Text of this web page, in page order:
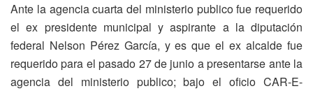
Ante la agencia cuarta del ministerio publico fue requerido
el ex presidente municipal y aspirante a la diputación
federal Nelson Pérez García, y es que el ex alcalde fue
requerido para el pasado 27 de junio a presentarse ante la
agencia del ministerio publico; bajo el oficio CAR-E-